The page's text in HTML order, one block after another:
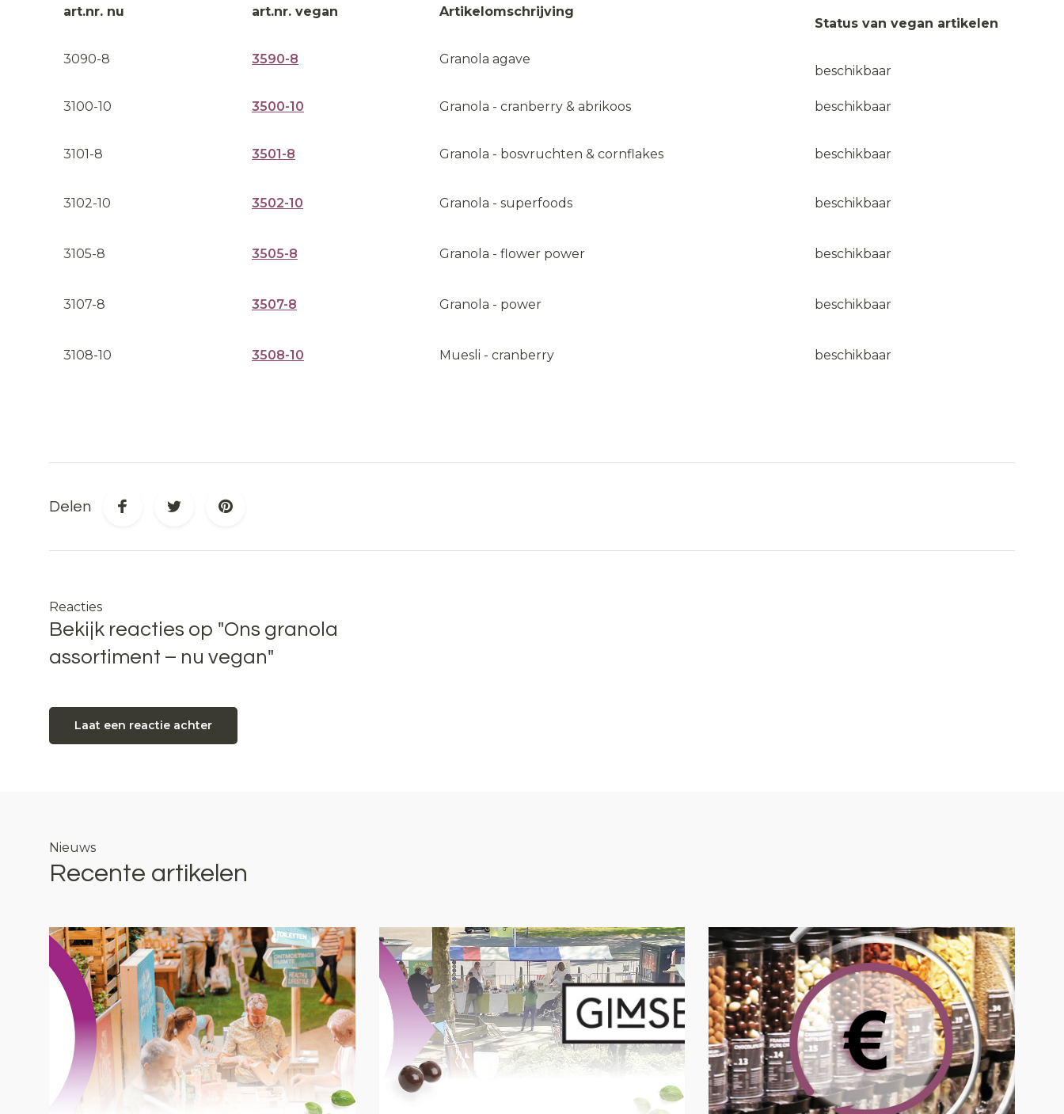
art.nr. nu art.nr. vegan Artikelomschrijving
Status van vegan artikelen
3090-8 3590-8 Granola agave
beschikbaar
3100-10 3500-10 Granola - cranberry & abrikoos beschikbaar
3101-8 3501-8 Granola - bosvruchten & cornflakes beschikbaar
3102-10 3502-10 Granola - superfoods beschikbaar
3105-8 3505-8 Granola - flower power beschikbaar
3107-8 3507-8 Granola - power beschikbaar
3108-10 3508-10 Muesli - cranberry beschikbaar
Delen
Reacties
Bekijk reacties op "Ons granola
assortiment – nu vegan"
Laat een reactie achter
Nieuws
Recente artikelen